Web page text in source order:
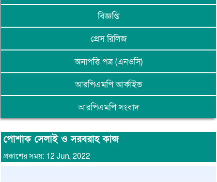
বিজ্ঞপ্তি
প্রেস রিলিজ
অনাপত্তি পত্র (এনওসি)
আরপিএমপি আর্কাইভ
আরপিএমপি সংবাদ
পোশাক সেলাই ও সরবরাহ কাজ
প্রকাশের সময়: 12 Jun, 2022